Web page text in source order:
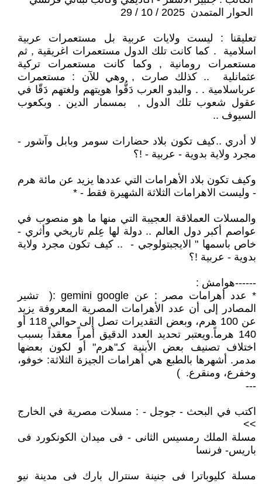
الحوار المتمدن 2025 / 10 / 29
تعليقنا : ليست ولايات عربية بل مستعمرات عربية
اسلامية . كما كانت تلك الدول مستعمرات اغريقية , ثم
مستعمرات رومانية , وكما كانت مستعمرات تركية
عثمانلية .. كذلك صارت , وهي للآن : مستعمرات
عرباسلامية . . والبدو العرب دَقُّوا هويتهم ولغتهم دَقّا في
عقول شعوب تلك الدول , بمسمار الدين . وبكعوب
السيوف ..
لا أدري ..كيف تكون بلاد حضارات سومر وبابل وآشور -
مجرد ولاية بدوية - عربية - !؟
وكيف تكون بلاد الأهرامات التي عددها يزيد عن مائة هرم
- وليست الاهرامات الثلاثة الشهيرة فقط - *
والمسلات العملاقة العجيبة التي منها ما هو منصوب في
عواصم أكبر دول العالم .. دولة لها عِلم تاريخي وأثري -
خاص باسمها " الايجبتولوجي - .. كيف تكون مجرد ولاية
بدوية - عربية !؟
------هوامش :
* عدد أهرامات مصر : عن gemini google :( تشير
المصادر إلى أن عدد الأهرامات المصرية المعروفة يزيد
عن 100 هرم، وبعض التقديرات تصل إلى حوالي 118 أو
140 هرماً.ويعتبر تحديد العدد الدقيق أمراً معقداً بسبب
اختلاف تصنيف بعض الأبنية كـ"هرم" أو لكون بعضها
مدمر. أشهرها بالطبع هي أهرامات الجيزة الثلاثة: خوفو،
وخفرع، ومنقرع. )
---
اكتب في البحث - جوجل - : مسلات مصرية في الخارج
>>
مسلة الملك رمسيس الثانى - فى ميدان الكونكورد فى
باريس- فرنسا
مسلة كليوباترا فى جنينة سنترال بارك فى مدينة نيو